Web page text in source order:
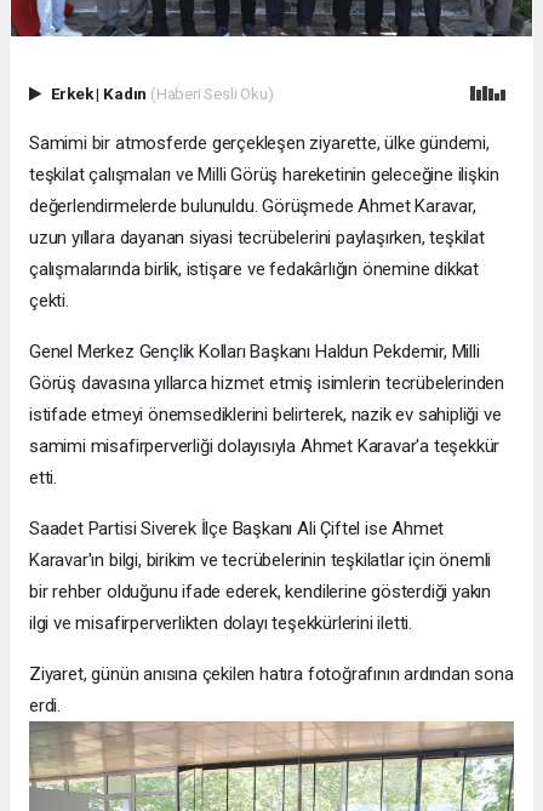
Erkek| Kadın (Haberi Sesli Oku)
Samimi bir atmosferde gerçekleşen ziyarette, ülke gündemi,
teşkilat çalışmaları ve Milli Görüş hareketinin geleceğine ilişkin
değerlendirmelerde bulunuldu. Görüşmede Ahmet Karavar,
uzun yıllara dayanan siyasi tecrübelerini paylaşırken, teşkilat
çalışmalarında birlik, istişare ve fedakârlığın önemine dikkat
çekti.
Genel Merkez Gençlik Kolları Başkanı Haldun Pekdemir, Milli
Görüş davasına yıllarca hizmet etmiş isimlerin tecrübelerinden
istifade etmeyi önemsediklerini belirterek, nazik ev sahipliği ve
samimi misafirperverliği dolayısıyla Ahmet Karavar'a teşekkür
etti.
Saadet Partisi Siverek İlçe Başkanı Ali Çiftel ise Ahmet
Karavar'ın bilgi, birikim ve tecrübelerinin teşkilatlar için önemli
bir rehber olduğunu ifade ederek, kendilerine gösterdiği yakın
ilgi ve misafirperverlikten dolayı teşekkürlerini iletti.
Ziyaret, günün anısına çekilen hatıra fotoğrafının ardından sona
erdi.